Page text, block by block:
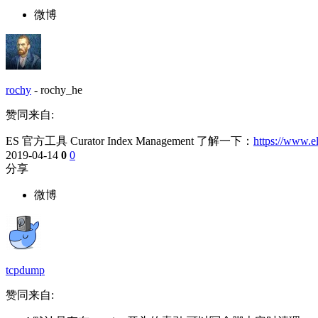
微博
rochy - rochy_he
赞同来自:
ES 官方工具 Curator Index Management 了解一下： https://
2019-04-14 0 0
分享
微博
tcpdump
赞同来自: